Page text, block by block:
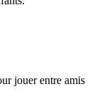
jouer entre amis